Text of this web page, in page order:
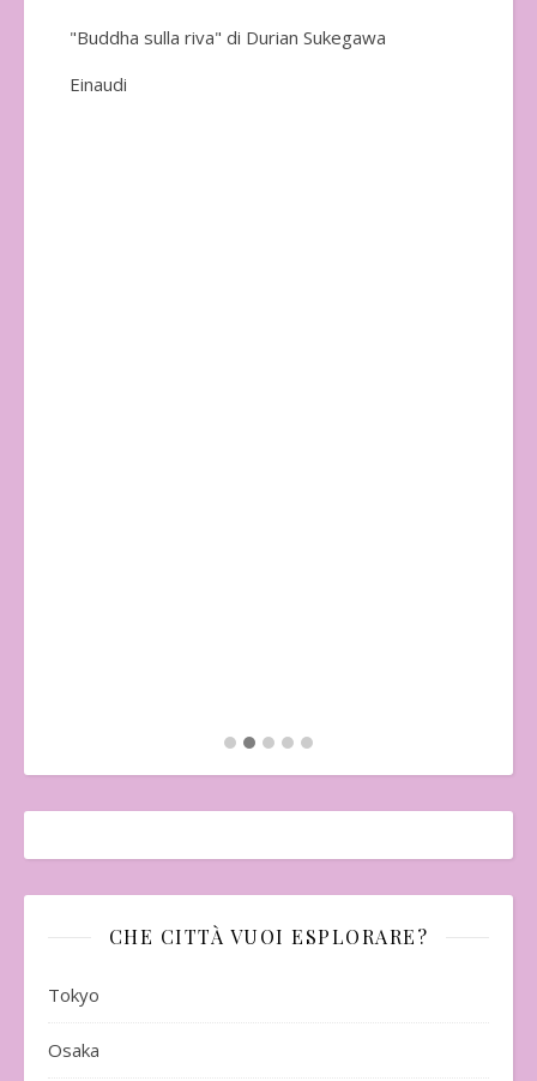
"Buddha sulla riva" di Durian Sukegawa
Einaudi
CHE CITTÀ VUOI ESPLORARE?
Tokyo
Osaka